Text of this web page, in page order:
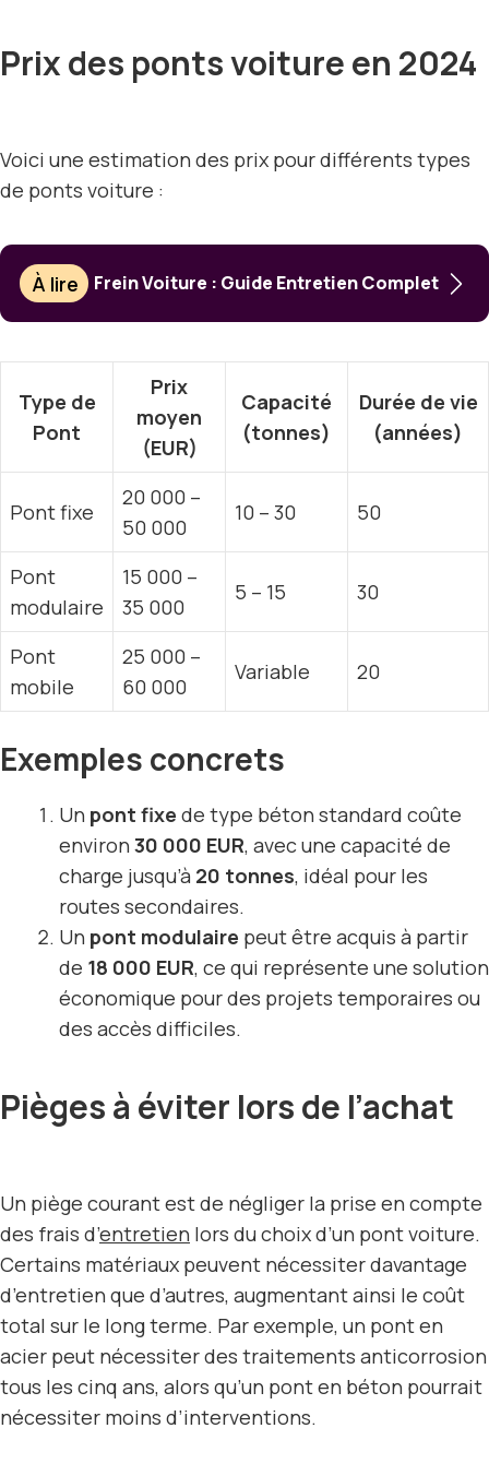
Prix des ponts voiture en 2024
Voici une estimation des prix pour différents types
de ponts voiture :
À lire Frein Voiture : Guide Entretien Complet
Type de
Pont
Prix
moyen
(EUR)
Capacité
(tonnes)
Durée de vie
(années)
Pont fixe
20 000 –
50 000
10 – 30 50
Pont
modulaire
15 000 –
35 000
5 – 15 30
Pont
mobile
25 000 –
60 000
Variable 20
Exemples concrets
Un pont fixe de type béton standard coûte
environ 30 000 EUR, avec une capacité de
charge jusqu’à 20 tonnes, idéal pour les
routes secondaires.
Un pont modulaire peut être acquis à partir
de 18 000 EUR, ce qui représente une solution
économique pour des projets temporaires ou
des accès difficiles.
Pièges à éviter lors de l’achat
Un piège courant est de négliger la prise en compte
des frais d’entretien lors du choix d’un pont voiture.
Certains matériaux peuvent nécessiter davantage
d’entretien que d’autres, augmentant ainsi le coût
total sur le long terme. Par exemple, un pont en
acier peut nécessiter des traitements anticorrosion
tous les cinq ans, alors qu’un pont en béton pourrait
nécessiter moins d’interventions.